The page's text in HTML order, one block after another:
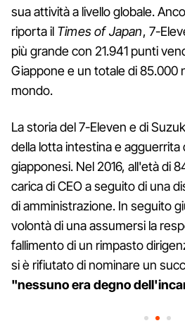
sua attività a livello globale.
riporta il Times of Japan, 7-
più grande con 21.941 punti
Giappone e un totale di 85.000
mondo.
La storia del 7-Eleven e di
della lotta intestina e agguerrita
giapponesi. Nel 2016, all'età di
carica di CEO a seguito di una
di amministrazione. In seguito
volontà di una assumersi la
fallimento di un rimpasto
si è rifiutato di nominare un
"nessuno era degno